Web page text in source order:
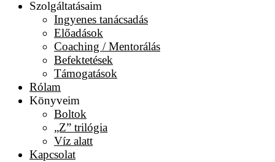
Szolgáltatásaim
Ingyenes tanácsadás
Előadások
Coaching / Mentorálás
Befektetések
Támogatások
Rólam
Könyveim
Boltok
„Z” trilógia
Víz alatt
Kapcsolat